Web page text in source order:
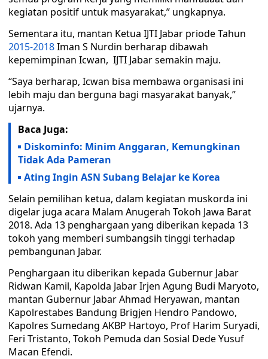
kegiatan positif untuk masyarakat,” ungkapnya.
Sementara itu, mantan Ketua IJTI Jabar priode Tahun
2015-2018Iman S Nurdin berharap dibawah
kepemimpinan Icwan, IJTI Jabar semakin maju.
“Saya berharap, Icwan bisa membawa organisasi ini
lebih maju dan berguna bagi masyarakat banyak,”
ujarnya.
Baca Juga:
Diskominfo: Minim Anggaran, Kemungkinan
Tidak Ada Pameran
Ating Ingin ASN Subang Belajar ke Korea
Selain pemilihan ketua, dalam kegiatan muskorda ini
digelar juga acara Malam Anugerah Tokoh Jawa Barat
2018. Ada 13 penghargaan yang diberikan kepada 13
tokoh yang memberi sumbangsih tinggi terhadap
pembangunan Jabar.
Penghargaan itu diberikan kepada Gubernur Jabar
Ridwan Kamil, Kapolda Jabar Irjen Agung Budi Maryoto,
mantan Gubernur Jabar Ahmad Heryawan, mantan
Kapolrestabes Bandung Brigjen Hendro Pandowo,
Kapolres Sumedang AKBP Hartoyo, Prof Harim Suryadi,
Feri Tristanto, Tokoh Pemuda dan Sosial Dede Yusuf
Macan Efendi.